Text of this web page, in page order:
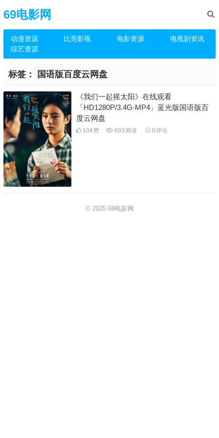
69电影网
动漫资源 比亮影视 电影资源
电视剧资讯
综艺资源
标签： 国语版百度云网盘
《我们一起摇太阳》在线观看
「HD1280P/3.4G-MP4」蓝光版国语版百
度云网盘
104赞 693 阅读 0评论
© 2025 69电影网